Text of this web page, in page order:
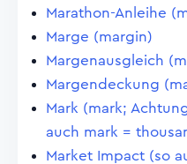
Marathon-Anleihe
Marge (margin)
Margenausgleich
Margendeckung
Mark (mark;
auch mark =
Market Impact (so